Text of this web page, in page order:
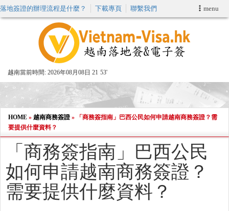
menu
落地簽證的辦理流程是什麼？ 下載專頁 聯繫我們
越南當前時間: 2026年08月08日 21 53'
申請簽證
VIP快速通關服务
加快E-VISA服務
查詢簽證狀態
HOME » 越南商務簽證»
「商務簽指南」巴西公民如何申請越南商務簽證？需
要提供什麼資料？
「商務簽指南」巴西公民
如何申請越南商務簽證？
需要提供什麼資料？